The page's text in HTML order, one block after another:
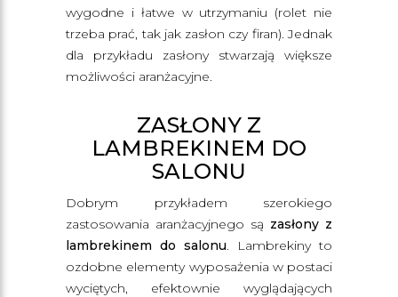
wygodne i łatwe w utrzymaniu (rolet nie
trzeba prać, tak jak zasłon czy firan). Jednak
dla przykładu zasłony stwarzają większe
możliwości aranżacyjne.
ZASŁONY Z
LAMBREKINEM DO
SALONU
Dobrym przykładem szerokiego
zastosowania aranżacyjnego są zasłony z
lambrekinem do salonu . Lambrekiny to
ozdobne elementy wyposażenia w postaci
wyciętych, efektownie wyglądających